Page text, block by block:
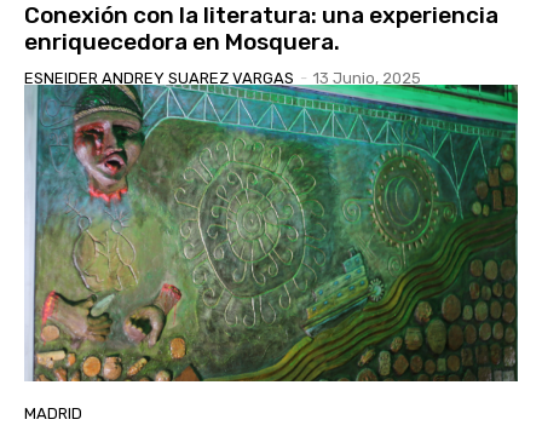
Conexión con la literatura: una experiencia
enriquecedora en Mosquera.
ESNEIDER ANDREY SUAREZ VARGAS - 13 Junio, 2025
MADRID